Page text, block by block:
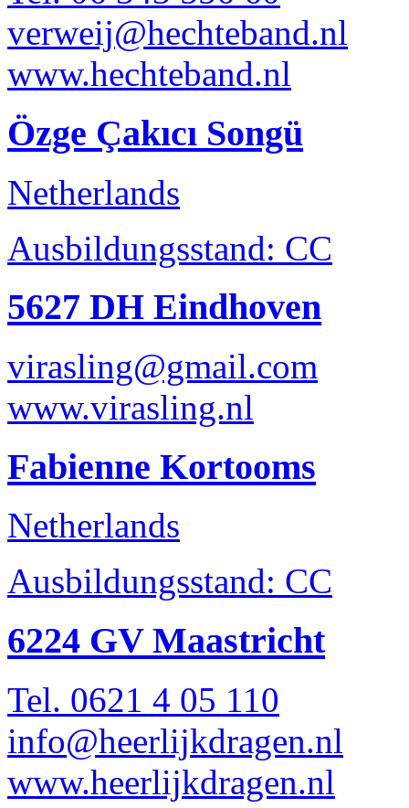
verweij@hechteband.nl
www.hechteband.nl
Özge Çakıcı Songü
Netherlands
Ausbildungsstand: CC
5627 DH Eindhoven
virasling@gmail.com
www.virasling.nl
Fabienne Kortooms
Netherlands
Ausbildungsstand: CC
6224 GV Maastricht
Tel. 0621 4 05 110
info@heerlijkdragen.nl
www.heerlijkdragen.nl